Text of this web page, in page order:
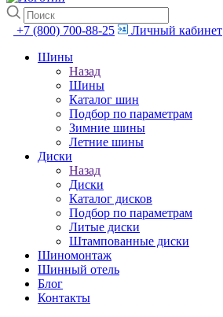
+7 (800) 700-88-25
Личный кабинет
Шины
Назад
Шины
Каталог шин
Подбор по параметрам
Зимние шины
Летние шины
Диски
Назад
Диски
Каталог дисков
Подбор по параметрам
Литые диски
Штампованные диски
Шиномонтаж
Шинный отель
Блог
Контакты